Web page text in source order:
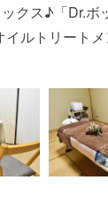
クス♪「Dr.
ルトリート